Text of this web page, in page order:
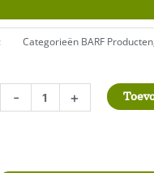
Categorieën BARF Producten,
-
Dogmeat
Paard-
+